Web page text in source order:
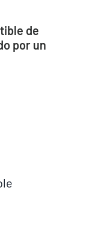
de
por un